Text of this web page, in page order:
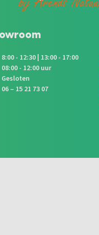
8:00 - 12:30 | 13:00 - 17:00
08:00 - 12:00 uur
Gesloten
06 – 15 21 73 07